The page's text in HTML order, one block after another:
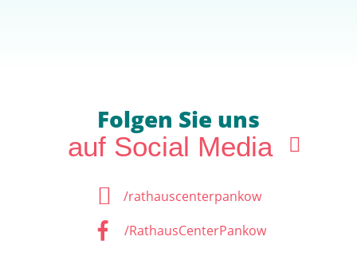
Folgen Sie uns
auf Social Media
/rathauscenterpankow
/RathausCenterPankow